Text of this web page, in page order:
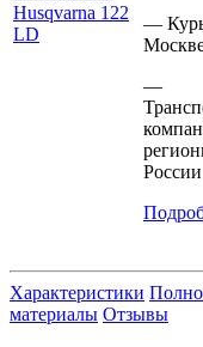
—
—
России
Характеристики
материалы Отзывы